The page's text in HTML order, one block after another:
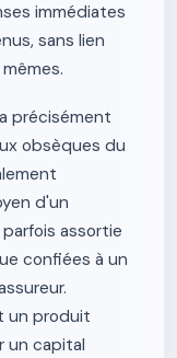
immédiates
sans lien
précisément
obsèques du
d'un
assortie
confiées à un
un produit
un capital